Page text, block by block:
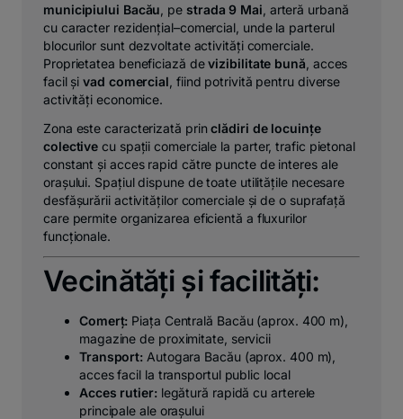
municipiului Bacău , pe strada 9 Mai , arteră urbană
cu caracter rezidențial–comercial, unde la parterul
blocurilor sunt dezvoltate activități comerciale.
Proprietatea beneficiază devizibilitate bună , acces
facil șivad comercial , fiind potrivită pentru diverse
activități economice.
Zona este caracterizată princlădiri de locuințe
colective cu spații comerciale la parter, trafic pietonal
constant și acces rapid către puncte de interes ale
orașului. Spațiul dispune de toate utilitățile necesare
desfășurării activităților comerciale și de o suprafață
care permite organizarea eficientă a fluxurilor
funcționale.
Vecinătăți și facilități:
Comerț: Piața Centrală Bacău (aprox. 400 m),
magazine de proximitate, servicii
Transport: Autogara Bacău (aprox. 400 m),
acces facil la transportul public local
Acces rutier: legătură rapidă cu arterele
principale ale orașului